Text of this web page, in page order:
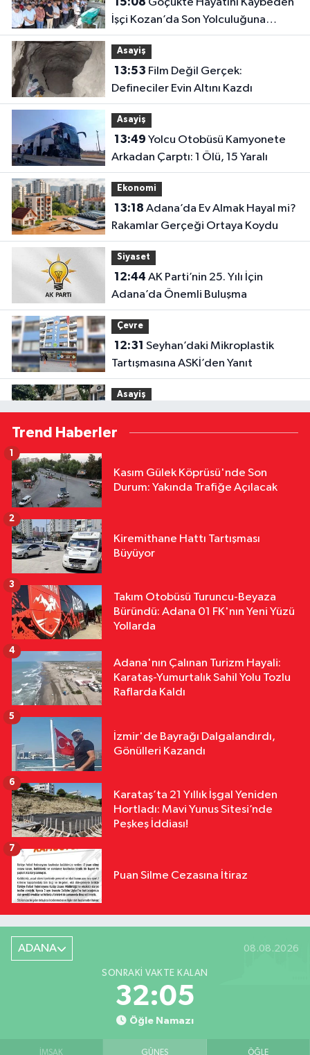
İşçi Kozan’da Son Yolculuğuna
Uğurlandı
Asayiş
13:53
Defineciler Evin Altını Kazdı
Asayiş
13:49
Arkadan Çarptı: 1 Ölü, 15 Yaralı
Ekonomi
13:18
Rakamlar Gerçeği Ortaya Koydu
Siyaset
12:44
Adana’da Önemli Buluşma
Çevre
12:31
Tartışmasına ASKİ’den Yanıt
Asayiş
12:27Göçükte Hayatını Kaybeden
İşçinin Cenazesi Ailesine Teslim
12:16 Feke’de Mahalle Çalışmaları
11:31Yumurtalık’ta Yollar,
Yerel Yönetimler
11:29Kozan’da Yaz Konserleri
Trend Haberler
Kasım Gülek Köprüsü'nde Son
Durum: Yakında Trafiğe Açılacak
1
Kiremithane Hattı Tartışması
Büyüyor
2
Takım Otobüsü Turuncu-Beyaza
Büründü: Adana 01 FK'nın Yeni Yüzü
Yollarda
3
Adana'nın Çalınan Turizm Hayali:
Karataş-Yumurtalık Sahil Yolu Tozlu
Raflarda Kaldı
4
İzmir'de Bayrağı Dalgalandırdı,
Gönülleri Kazandı
5
Karataş’ta 21 Yıllık İşgal Yeniden
Hortladı: Mavi Yunus Sitesi’nde
Peşkeş İddiası!
6
Puan Silme Cezasına İtiraz
7
ADANA 08.08.2026
SONRAKI VAKTE KALAN
32:04
Öğle Namazı
İMSAK GÜNEŞ ÖĞLE